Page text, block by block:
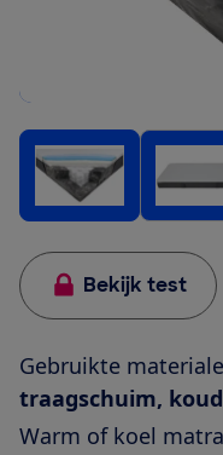
Bekijk test
Gebruikte
traagschuim,
Warm of koel